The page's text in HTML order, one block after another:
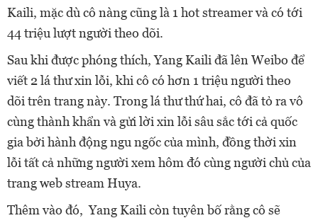
Kaili, mặc dù cô nàng cũng là 1 hot streamer và có tới
44 triệu lượt người theo dõi.
Sau khi được phóng thích, Yang Kaili đã lên Weibo để
viết 2 lá thư xin lỗi, khi cô có hơn 1 triệu người theo
dõi trên trang này. Trong lá thư thứ hai, cô đã tỏ ra vô
cùng thành khẩn và gửi lời xin lỗi sâu sắc tới cả quốc
gia bởi hành động ngu ngốc của mình, đồng thời xin
lỗi tất cả những người xem hôm đó cùng người chủ của
trang web stream Huya.
Thêm vào đó, Yang Kaili còn tuyên bố rằng cô sẽ